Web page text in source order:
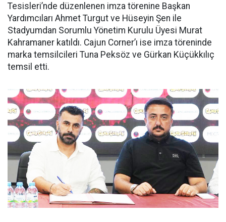
Tesisleri’nde düzenlenen imza törenine Başkan
Yardımcıları Ahmet Turgut ve Hüseyin Şen ile
Stadyumdan Sorumlu Yönetim Kurulu Üyesi Murat
Kahramaner katıldı. Cajun Corner’ı ise imza töreninde
marka temsilcileri Tuna Peksöz ve Gürkan Küçükkılıç
temsil etti.